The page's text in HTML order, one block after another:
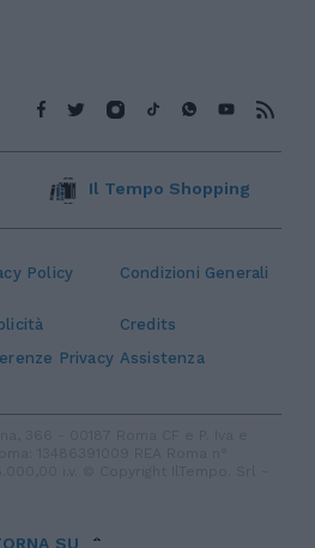
Policy Condizioni Generali
Credits
Privacy Assistenza
Il Tempo Shopping
SU